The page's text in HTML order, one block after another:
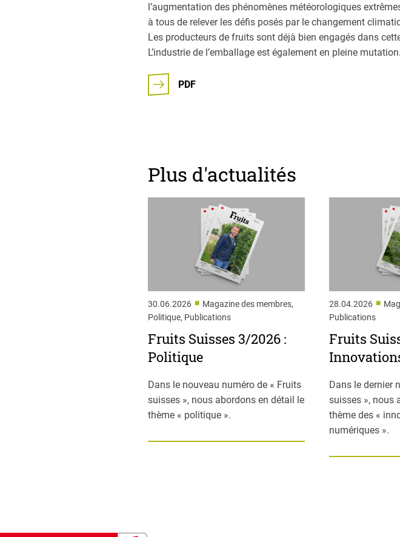
lʼaugmentation des phénomènes météorologiques
à tous de relever les défis posés par le changement
Les producteurs de fruits sont déjà bien engagés dans
Lʼindustrie de lʼemballage est également en pleine mutation.
PDF
Plus d'actualités
30.06.2026 ■ Magazine des membres,
Politique, Publications
Fruits Suisses 3/2026 :
Politique
Dans le nouveau numéro de « Fruits
suisses », nous abordons en détail le
thème « politique ».
28.04.2026 ■
Publications
Fruits
Dans le dernier
suisses », nous
thème des «
numériques ».